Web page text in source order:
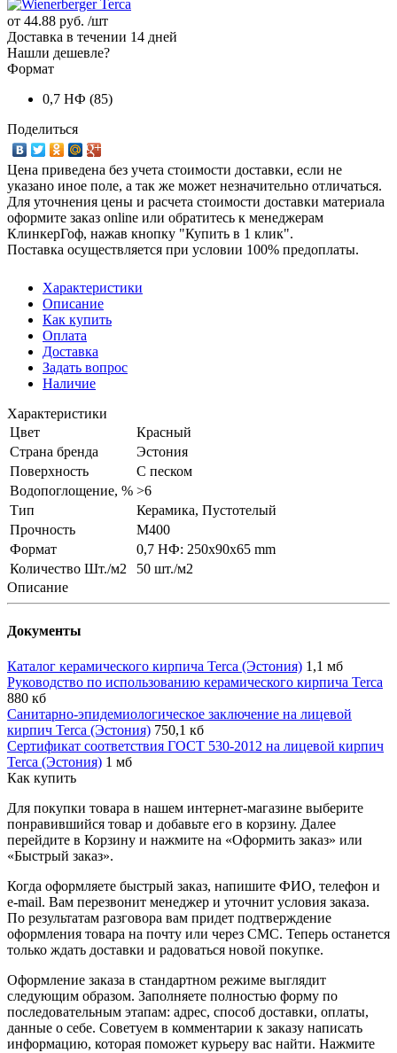
от 44.88 руб. /шт
Доставка в течении 14 дней
Нашли дешевле?
Формат
0,7 НФ (85)
Поделиться
Цена приведена без учета стоимости доставки, если не
указано иное поле, а так же может незначительно отличаться.
Для уточнения цены и расчета стоимости доставки материала
оформите заказ online или обратитесь к менеджерам
КлинкерГоф, нажав кнопку "Купить в 1 клик".
Поставка осуществляется при условии 100% предоплаты.
Характеристики
Описание
Как купить
Оплата
Доставка
Задать вопрос
Наличие
Характеристики
Цвет
Красный
Страна бренда
Эстония
Поверхность
С песком
Водопоглощение, % >6
Тип
Керамика, Пустотелый
Прочность
М400
Формат
0,7 НФ: 250х90х65 mm
Количество Шт./м2
50 шт./м2
Описание
Документы
Каталог керамического кирпича Terca (Эстония) 1,1 мб
Руководство по использованию керамического кирпича Terca
880 кб
Санитарно-эпидемиологическое заключение на лицевой
кирпич Terca (Эстония) 750,1 кб
Сертификат соответствия ГОСТ 530-2012 на лицевой кирпич
Terca (Эстония) 1 мб
Как купить
Для покупки товара в нашем интернет-магазине выберите
понравившийся товар и добавьте его в корзину. Далее
перейдите в Корзину и нажмите на «Оформить заказ» или
«Быстрый заказ».
Когда оформляете быстрый заказ, напишите ФИО, телефон и
e-mail. Вам перезвонит менеджер и уточнит условия заказа.
По результатам разговора вам придет подтверждение
оформления товара на почту или через СМС. Теперь останется
только ждать доставки и радоваться новой покупке.
Оформление заказа в стандартном режиме выглядит
следующим образом. Заполняете полностью форму по
последовательным этапам: адрес, способ доставки, оплаты,
данные о себе. Советуем в комментарии к заказу написать
информацию, которая поможет курьеру вас найти. Нажмите